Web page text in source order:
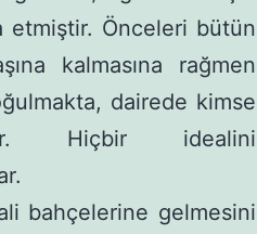
etmiştir. Önceleri bütün
kal­masına rağmen
dairede kimse
Hiçbir idealini
bahçelerine gel­mesini